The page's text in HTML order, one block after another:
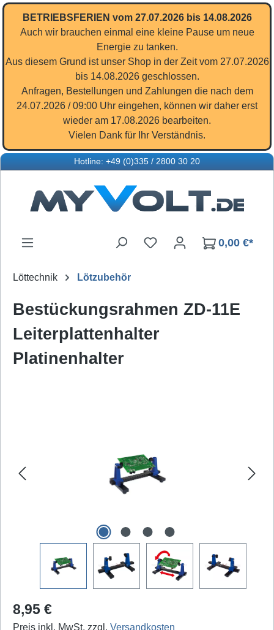
Zum Hauptinhalt springen
BETRIEBSFERIEN vom 27.07.2026 bis 14.08.2026
Auch wir brauchen einmal eine kleine Pause um neue
Energie zu tanken.
Aus diesem Grund ist unser Shop in der Zeit vom 27.07.2026
bis 14.08.2026 geschlossen.
Anfragen, Bestellungen und Zahlungen die nach dem
24.07.2026 / 09:00 Uhr eingehen, können wir daher erst
wieder am 17.08.2026 bearbeiten.
Vielen Dank für Ihr Verständnis.
Hotline: +49 (0)335 / 2800 30 20
Du hast 0 Produkte auf
0,00 €*
Löttechnik Lötzubehör
Bestückungsrahmen ZD-11E
Leiterplattenhalter
Platinenhalter
Regulärer Preis:
8,95 €
Preis inkl. MwSt. zzgl. Versandkosten